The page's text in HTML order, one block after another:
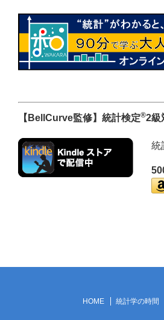
【BellCurve監修】統計検定®2級
統
HOME 統計学の時間